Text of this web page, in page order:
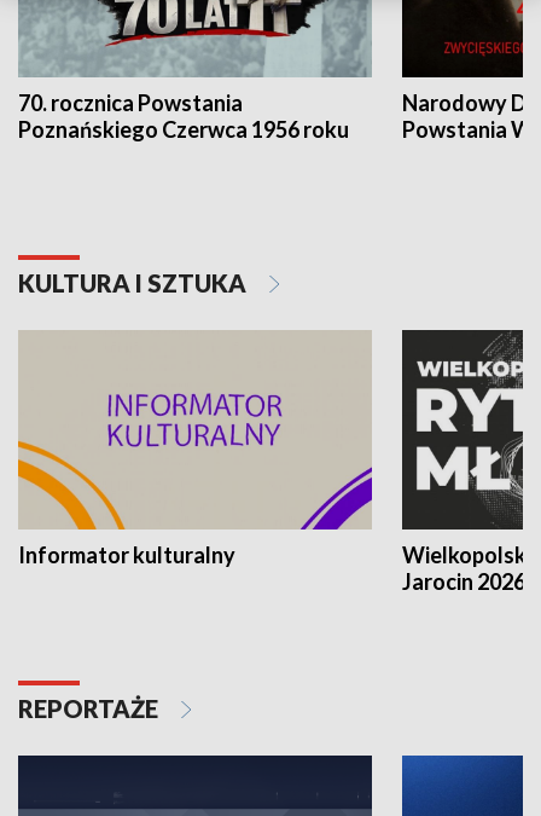
70. rocznica Powstania
Poznańskiego Czerwca 1956 roku
Narodowy
Powstania
KULTURA I SZTUKA
Informator kulturalny
Jarocin 2026
REPORTAŻE